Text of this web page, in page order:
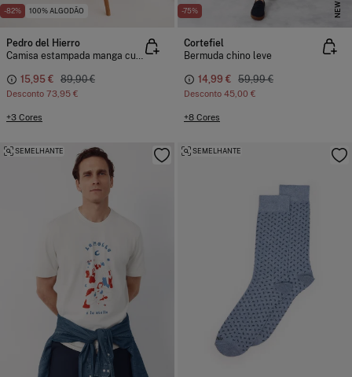
-82% 100% ALGODÃO
Pedro del Hierro
Camisa estampada manga curta
15,95 € 89,90 €
Desconto 73,95 €
+3 Cores
-75% NEW
Cortefiel
Bermuda chino leve
14,99 € 59,99 €
Desconto 45,00 €
+8 Cores
SEMELHANTE SEMELHANTE